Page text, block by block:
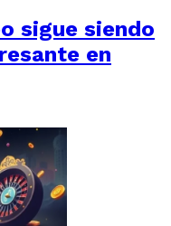
sigue siendo
en